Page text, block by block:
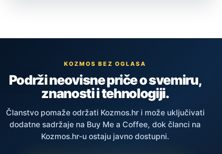
KOZMOS BEZ OGLASA
Podrži neovisne priče o svemiru,
znanosti i tehnologiji.
Članstvo pomaže održati Kozmos.hr i može uključivati
dodatne sadržaje na Buy Me a Coffee, dok članci na
Kozmos.hr-u ostaju javno dostupni.